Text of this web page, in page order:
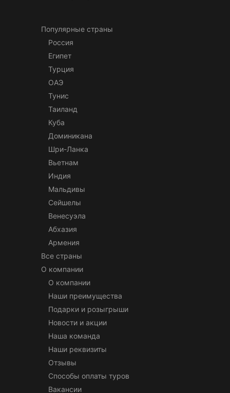
Популярные страны
Россия
Египет
Турция
ОАЭ
Тунис
Таиланд
Куба
Доминикана
Шри-Ланка
Вьетнам
Индия
Мальдивы
Сейшелы
Венесуэла
Абхазия
Армения
Все страны
О компании
О компании
Наши преимущества
Подарки и розыгрыши
Новости и акции
Наша команда
Наши реквизиты
Отзывы
Способы оплаты туров
Вакансии